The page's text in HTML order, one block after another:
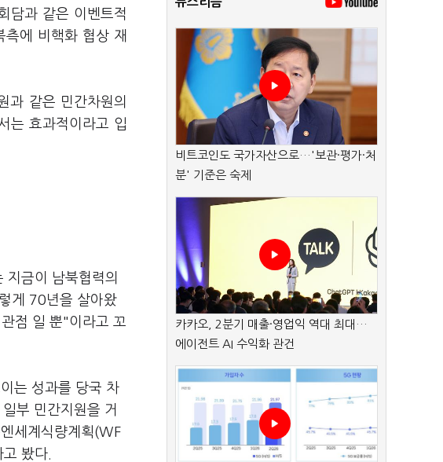
담과 같은 이벤트적
측에 비핵화 협상 재
과 같은 민간차원의
는 효과적이라고 입
지금이 남북협력의
게 70년을 살아왔
점 일 뿐"이라고 꼬
는 성과를 당국 차
부 민간지원을 거
세계식량계획(WF
고 봤다.
비트코인도 국가자산으로…'보관·평가·처
분' 기준은 숙제
카카오, 2분기 매출·영업익 역대 최대…
에이전트 AI 수익화 관건